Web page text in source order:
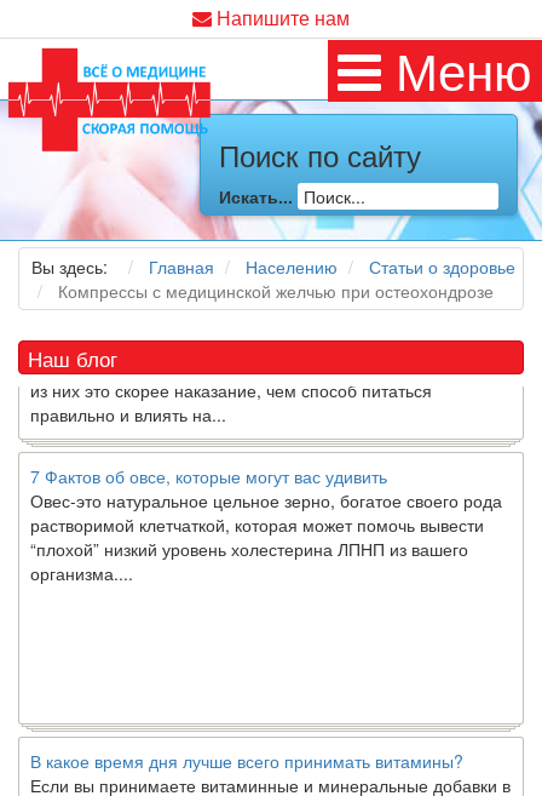
Напишите нам
Меню
Поиск по сайту
Искать...
Вы здесь: Главная Населению
Статьи о здоровье
Компрессы с медицинской желчью при остеохондрозе
Наш блог
Как я заболел во время локдауна?
Это странная ситуация: вы соблюдали все меры
предосторожности COVID-19 (вы почти все время дома),
но, тем не менее, вы каким-то образом простудились. Вы
можете задаться...
5 причин обратить внимание на средиземноморскую диету
приходят в нашу
из них это скорее наказание, чем способ питаться
правильно и влиять на...
7 Фактов об овсе, которые могут вас удивить
Овес-это натуральное цельное зерно, богатое своего рода
растворимой клетчаткой, которая может помочь вывести
“плохой” низкий уровень холестерина ЛПНП из вашего
организма....
В какое время дня лучше всего принимать витамины?
Если вы принимаете витаминные и минеральные добавки в